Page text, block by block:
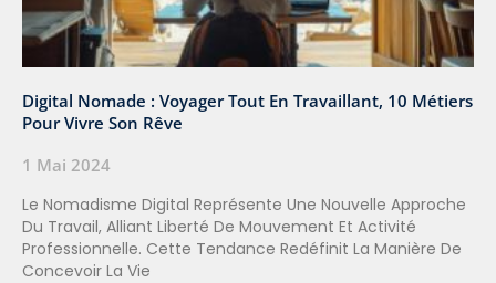
Digital Nomade : Voyager Tout En Travaillant, 10 Métiers
Pour Vivre Son Rêve
1 Mai 2024
Le Nomadisme Digital Représente Une Nouvelle Approche
Du Travail, Alliant Liberté De Mouvement Et Activité
Professionnelle. Cette Tendance Redéfinit La Manière De
Concevoir La Vie